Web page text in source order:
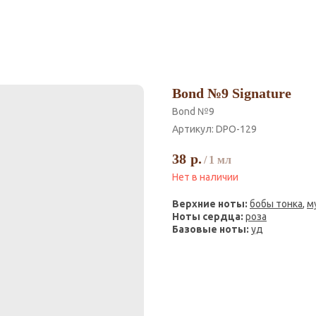
Bond №9 Signature
Bond №9
Артикул: DPO-129
38 р. / 1 мл
Нет в наличии
Верхние ноты: бобы тонка,
Ноты сердца: роза
Базовые ноты: уд